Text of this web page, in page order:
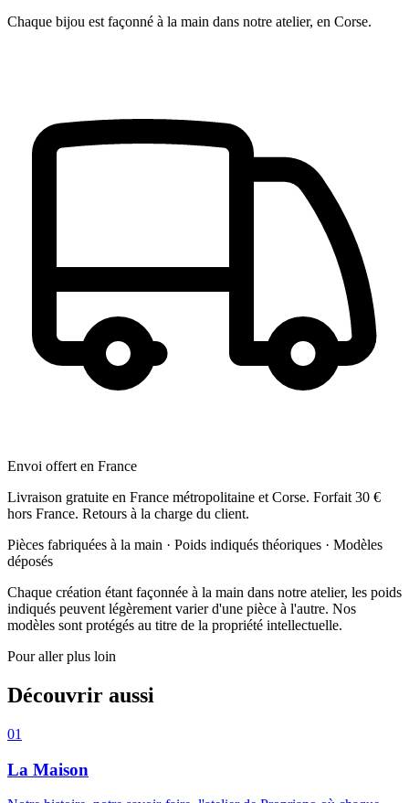
Chaque bijou est façonné à la main dans notre atelier, en Corse.
Envoi offert en France
Livraison gratuite en France métropolitaine et Corse. Forfait 30 €
hors France. Retours à la charge du client.
Pièces fabriquées à la main · Poids indiqués théoriques · Modèles
déposés
Chaque création étant façonnée à la main dans notre atelier, les poids
indiqués peuvent légèrement varier d'une pièce à l'autre. Nos
modèles sont protégés au titre de la propriété intellectuelle.
Pour aller plus loin
Découvrir aussi
01
La Maison